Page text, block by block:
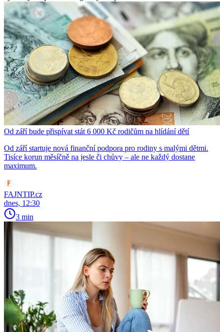
Od září bude přispívat stát 6 000 Kč rodičům na hlídání dětí
Od září startuje nová finanční podpora pro rodiny s malými dětmi.
Tisíce korun měsíčně na jesle či chůvy – ale ne každý dostane
maximum.
FAJNTIP.cz
dnes, 12:30
3 min